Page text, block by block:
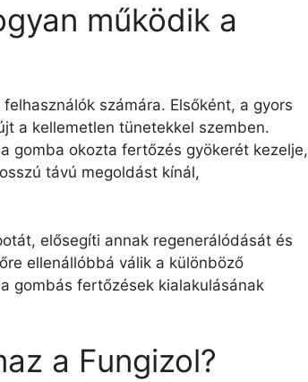
működik a
számára. Elsőként, a gyors
a kellemetlen tünetekkel szemben.
gomba okozta fertőzés gyökerét kezelje,
távú megoldást kínál,
elősegíti annak regenerálódását és
ellenállóbbá válik a különböző
gombás fertőzések kialakulásának
a Fungizol?